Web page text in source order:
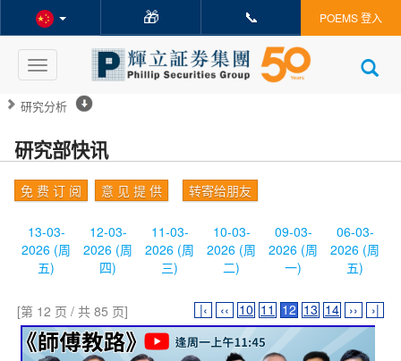
🎁 📞 POEMS 登入
Toggle
navigation
研究分析
研究部快讯
免 费 订 阅 意 见 提 供 转寄给朋友
13-03-
2026 (周
五)
12-03-
2026 (周
四)
11-03-
2026 (周
三)
10-03-
2026 (周
二)
09-03-
2026 (周
一)
06-03-
2026 (周
五)
[第 12 页 / 共 85 页] |‹ ‹‹ 10 11 12 13 14 ›› ›|